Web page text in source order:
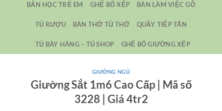
BẢN HỌC TRẺ EM GHẾ BỐ XẾP BÀN LÀM VIỆC GỖ
TỦ RƯỢU BÀN THỜ TỦ THỜ QUẦY TIẾP TÂN
TỦ BÀY HÀNG – TỦ SHOP GHẾ BỐ GIƯỜNG XẾP
GIƯỜNG NGỦ
Giường Sắt 1m6 Cao Cấp | Mã số
3228 | Giá 4tr2